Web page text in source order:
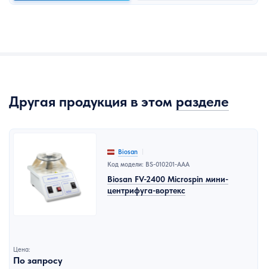
Другая продукция в этом разделе
Biosan
Код модели: BS-010201-AAA
Biosan FV-2400 Microspin мини-
центрифуга-вортекс
Цена:
По запросу